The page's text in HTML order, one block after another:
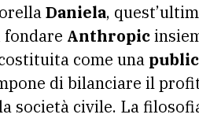
Daniela,
fondare Anthropic
come una
di bilanciare il
società civile. La